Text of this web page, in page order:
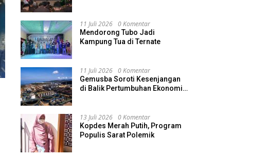
11 Juli 2026 0 Komentar
Mendorong Tubo Jadi
Kampung Tua di Ternate
11 Juli 2026 0 Komentar
Gemusba Soroti Kesenjangan
di Balik Pertumbuhan Ekonomi
13 Juli 2026 0 Komentar
Kopdes Merah Putih, Program
Populis Sarat Polemik